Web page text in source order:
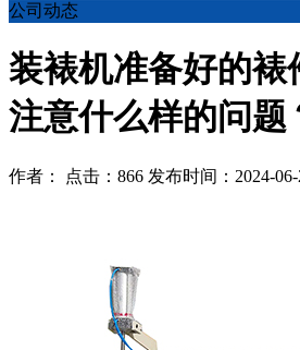
公司动态
装裱机准备好的裱
注意什么样的问题
作者： 点击：866 发布时间：2024-06-